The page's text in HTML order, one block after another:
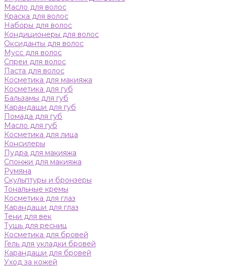
Масло для волос
Краска для волос
Наборы для волос
Кондиционеры для волос
Оксиданты для волос
Мусс для волос
Спреи для волос
Паста для волос
Косметика для макияжа
Косметика для губ
Бальзамы для губ
Карандаши для губ
Помада для губ
Масло для губ
Косметика для лица
Консилеры
Пудра для макияжа
Спонжи для макияжа
Румяна
Скульптуры и бронзеры
Тональные кремы
Косметика для глаз
Карандаши для глаз
Тени для век
Тушь для ресниц
Косметика для бровей
Гель для укладки бровей
Карандаши для бровей
Уход за кожей